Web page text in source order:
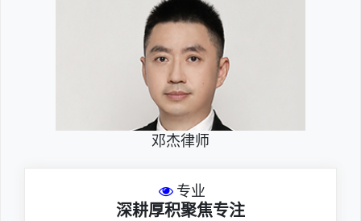
邓杰律师
专业
深耕厚积聚焦专注